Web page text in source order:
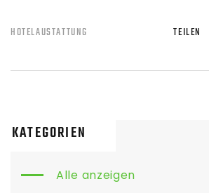
HOTELAUSTATTUNG TEILEN
KATEGORIEN
Alle anzeigen